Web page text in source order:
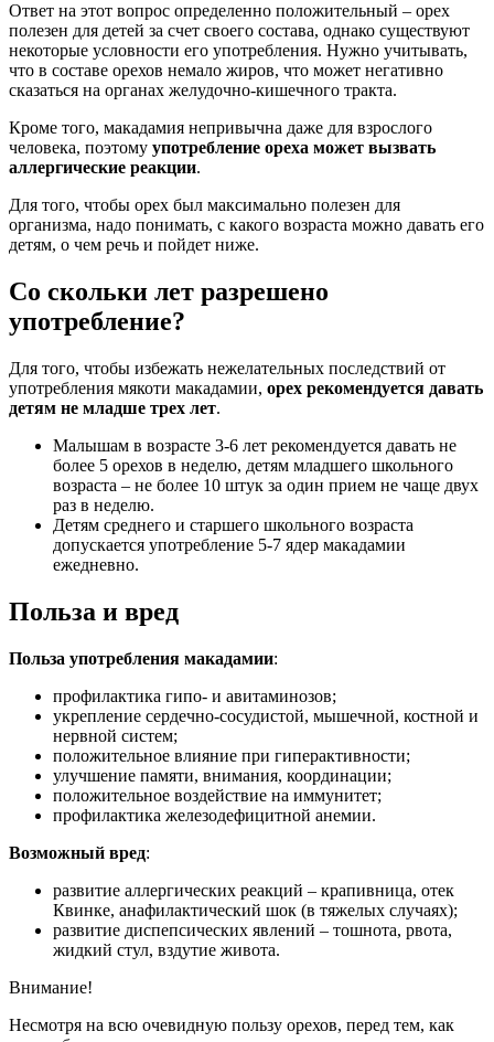
Ответ на этот вопрос определенно положительный – орех
полезен для детей за счет своего состава, однако существуют
некоторые условности его употребления. Нужно учитывать,
что в составе орехов немало жиров, что может негативно
сказаться на органах желудочно-кишечного тракта.
Кроме того, макадамия непривычна даже для взрослого
человека, поэтому употребление ореха может вызвать
аллергические реакции.
Для того, чтобы орех был максимально полезен для
организма, надо понимать, с какого возраста можно давать его
детям, о чем речь и пойдет ниже.
Со скольки лет разрешено
употребление?
Для того, чтобы избежать нежелательных последствий от
употребления мякоти макадамии, орех рекомендуется давать
детям не младше трех лет.
Малышам в возрасте 3-6 лет рекомендуется давать не
более 5 орехов в неделю, детям младшего школьного
возраста – не более 10 штук за один прием не чаще двух
раз в неделю.
Детям среднего и старшего школьного возраста
допускается употребление 5-7 ядер макадамии
ежедневно.
Польза и вред
Польза употребления макадамии:
профилактика гипо- и авитаминозов;
укрепление сердечно-сосудистой, мышечной, костной и
нервной систем;
положительное влияние при гиперактивности;
улучшение памяти, внимания, координации;
положительное воздействие на иммунитет;
профилактика железодефицитной анемии.
Возможный вред:
развитие аллергических реакций – крапивница, отек
Квинке, анафилактический шок (в тяжелых случаях);
развитие диспепсических явлений – тошнота, рвота,
жидкий стул, вздутие живота.
Внимание!
Несмотря на всю очевидную пользу орехов, перед тем, как